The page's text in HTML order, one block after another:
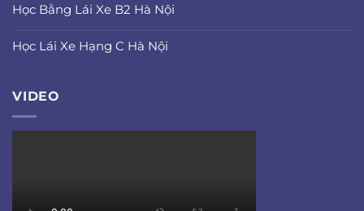
Học Bằng Lái Xe B2 Hà Nội
Học Lái Xe Hạng C Hà Nội
VIDEO